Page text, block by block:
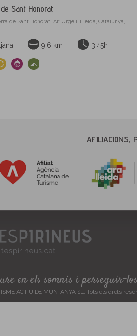
Sant Honorat
de Sant Honorat, Alt Urgell, Lleida, Catalunya,
9,6 km 3:45h
AFILIACIONS,
en els somnis i perseguir-los
ACTIU DE MUNTANYA SL. Tots els drets